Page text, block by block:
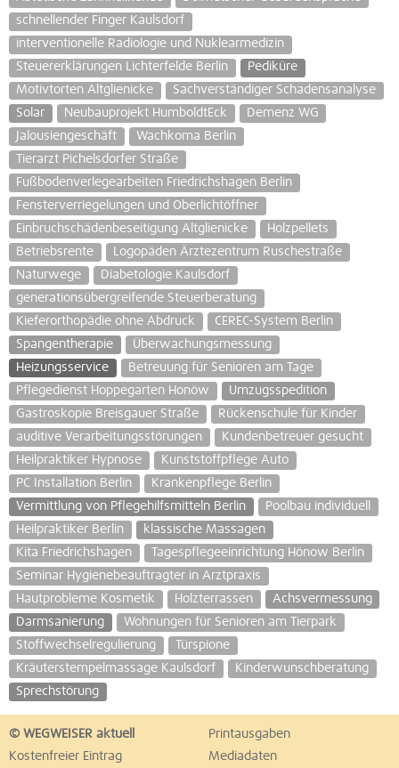
schnellender Finger Kaulsdorf
interventionelle Radiologie und Nuklearmedizin
Steuererklärungen Lichterfelde Berlin
Pediküre
Motivtorten Altglienicke
Sachverständiger Schadensanalyse
Solar
Neubauprojekt HumboldtEck
Demenz WG
Jalousiengeschäft
Wachkoma Berlin
Tierarzt Pichelsdorfer Straße
Fußbodenverlegearbeiten Friedrichshagen Berlin
Fensterverriegelungen und Oberlichtöffner
Einbruchschädenbeseitigung Altglienicke
Holzpellets
Betriebsrente
Logopäden Ärztezentrum Ruschestraße
Naturwege
Diabetologie Kaulsdorf
generationsübergreifende Steuerberatung
Kieferorthopädie ohne Abdruck
CEREC-System Berlin
Spangentherapie
Überwachungsmessung
Heizungsservice
Betreuung für Senioren am Tage
Pflegedienst Hoppegarten Honöw
Umzugsspedition
Gastroskopie Breisgauer Straße
Rückenschule für Kinder
auditive Verarbeitungsstörungen
Kundenbetreuer gesucht
Heilpraktiker Hypnose
Kunststoffpflege Auto
PC Installation Berlin
Krankenpflege Berlin
Vermittlung von Pflegehilfsmitteln Berlin
Poolbau individuell
Heilpraktiker Berlin
klassische Massagen
Kita Friedrichshagen
Tagespflegeeinrichtung Hönow Berlin
Seminar Hygienebeauftragter in Arztpraxis
Hautprobleme Kosmetik
Holzterrassen
Achsvermessung
Darmsanierung
Wohnungen für Senioren am Tierpark
Stoffwechselregulierung
Türspione
Kräuterstempelmassage Kaulsdorf
Kinderwunschberatung
Sprechstörung
© WEGWEISER aktuell
Printausgaben
Kostenfreier Eintrag
Mediadaten